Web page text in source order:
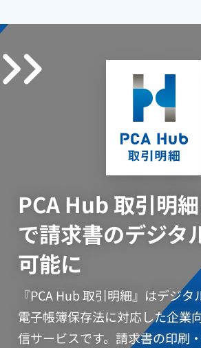
PCA Hub 取引明
で請求書のデジタ
可能に
『PCA Hub 取引明細』はデジタ
電子帳簿保存法に対応した企業
信サービスです。請求書の印刷